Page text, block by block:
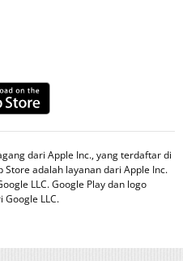
dari Apple Inc., yang terdaftar di
Store adalah layanan dari Apple Inc.
LLC. Google Play dan logo
Google LLC.